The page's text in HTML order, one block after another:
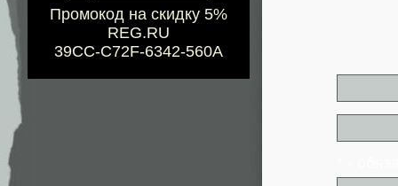
Промокод на скидку 5%
REG.RU
39CC-C72F-6342-560A